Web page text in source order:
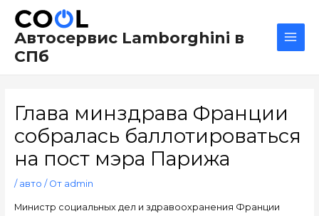
содержимому
Автосервис Lamborghini в
СПб
Глава минздрава Франции
собралась баллотироваться
на пост мэра Парижа
/ авто / От admin
Министр социальных дел и здравоохранения Франции
по
записям